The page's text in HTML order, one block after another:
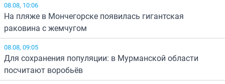
08.08, 10:06
На пляже в Мончегорске появилась гигантская
раковина с жемчугом
08.08, 09:05
Для сохранения популяции: в Мурманской области
посчитают воробьёв